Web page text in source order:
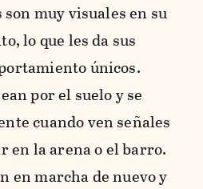
muy visuales en su
lo que les da sus
únicos.
por el suelo y se
cuando ven señales
en la arena o el barro.
en marcha de nuevo y